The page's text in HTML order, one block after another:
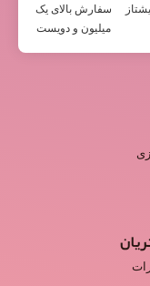
سفارش بالای یک
میلیون و دویست